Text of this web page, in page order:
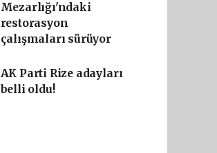
Mezarlığı'ndaki
restorasyon
çalışmaları sürüyor
AK Parti Rize adayları
belli oldu!